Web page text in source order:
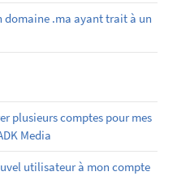
domaine .ma ayant trait à un
plusieurs comptes pour mes
Media
utilisateur à mon compte